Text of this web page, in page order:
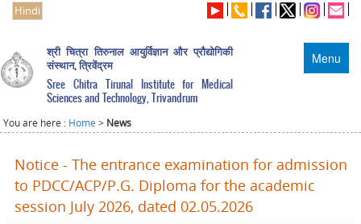
Hindi
Menu
श्री चित्रा तिरुनाल आयुर्विज्ञान और प्रौद्योगिकी
संस्थान, त्रिवेंद्रम
Sree Chitra Tirunal Institute for Medical
Sciences and Technology, Trivandrum
You are here : Home > News
Notice - The entrance examination for admission
to PDCC/ACP/P.G. Diploma for the academic
session July 2026, dated 02.05.2026